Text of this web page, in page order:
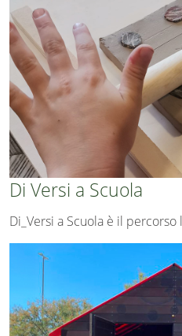
Di Versi a Scuola
Di_Versi a Scuola è il